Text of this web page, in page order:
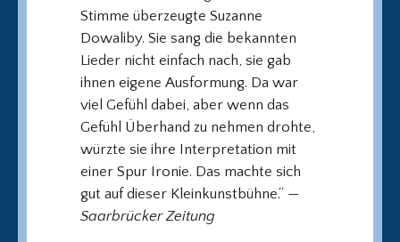
Stimme überzeugte Suzanne
Dowaliby. Sie sang die bekannten
Lieder nicht einfach nach, sie gab
ihnen eigene Ausformung. Da war
viel Gefühl dabei, aber wenn das
Gefühl Überhand zu nehmen drohte,
würzte sie ihre Interpretation mit
einer Spur Ironie. Das machte sich
gut auf dieser Kleinkunstbühne.“ —
Saarbrücker Zeitung